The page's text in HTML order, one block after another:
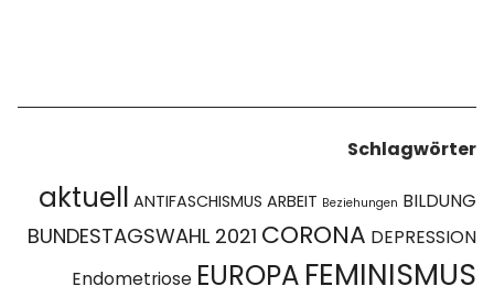
Schlagwörter
aktuell ANTIFASCHISMUS ARBEIT Beziehungen BILDUNG
BUNDESTAGSWAHL 2021 CORONA DEPRESSION
Endometriose EUROPA FEMINISMUS